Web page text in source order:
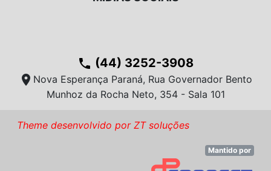
phone (44) 3252-3908
location_on Nova Esperança Paraná, Rua Governador Bento
Munhoz da Rocha Neto, 354 - Sala 101
Theme desenvolvido por ZT soluções
Mantido por